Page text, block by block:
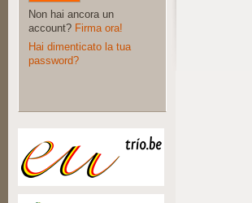
Non hai ancora un
account? Firma ora!
Hai dimenticato la tua
password?